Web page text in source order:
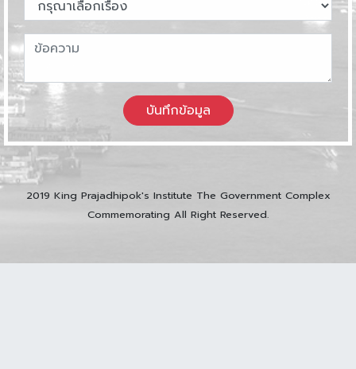
บันทึกข้อมูล
2019 King Prajadhipok's Institute The Government Complex
Commemorating All Right Reserved.